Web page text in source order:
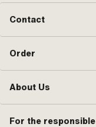
Contact
Order
About Us
For the responsible